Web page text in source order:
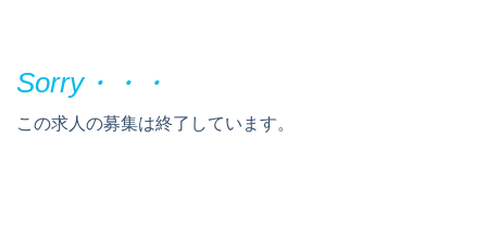
この求人の募集は終了しています。